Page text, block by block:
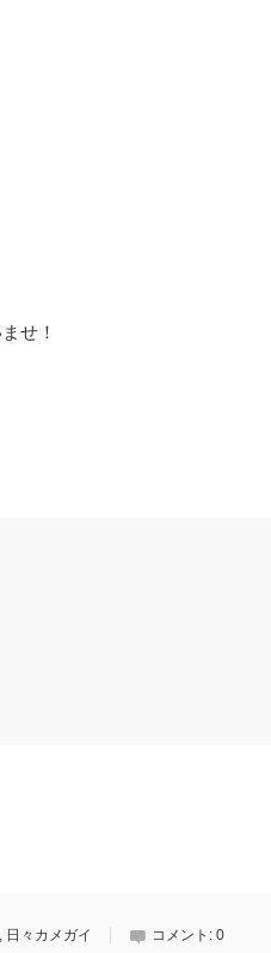
せ！
, 日々カメガイ コメント: 0